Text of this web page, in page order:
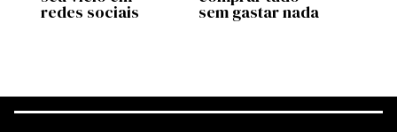
redes sociais sem gastar nada